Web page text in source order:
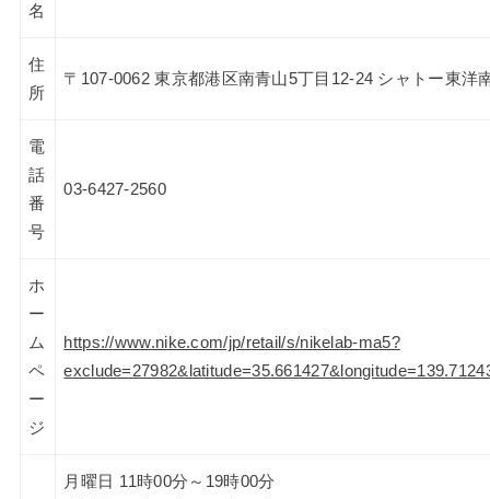
名
住
所
〒107-0062 東京都港区南青山5丁目12-24 シャトー東洋
電
話
番
号
03-6427-2560
ホ
ー
ム
ペ
ー
ジ
https://www.nike.com/jp/retail/s/nikelab-ma5?
月曜日 11時00分～19時00分